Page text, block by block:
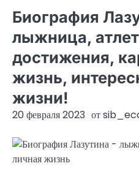
Биография
лыжница,
достижения,
жизнь,
жизни!
20 февраля 2023 от